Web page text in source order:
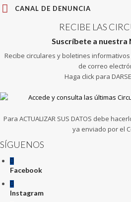
CANAL DE DENUNCIA
RECIBE LAS
Suscríbete a
Recibe circulares y boletines informativos
de correo
Haga click para
Para ACTUALIZAR SUS DATOS debe
ya enviado por el
SÍGUENOS
Facebook
Instagram